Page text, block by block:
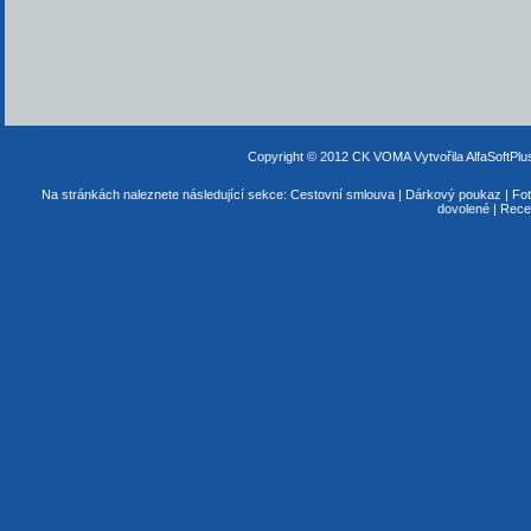
Copyright © 2012 CK VOMA Vytvořila
Na stránkách naleznete následující sekce: Cestovní smlouva| Dárkový poukaz |
dovolené|